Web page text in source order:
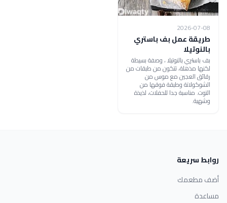
2026-07-08
طريقة عمل بف باستري
بالنوتيلا
بف باستري بالنوتيلا ، وصفة بسيطة
لكنها مذهلة، تتكون من طبقات من
رقائق العجين مع موس من
الشوكولاتة وطبقة فوقها من
التوت. مناسبة جدا للحفلات، لذيذة
وشهية.
روابط سريعة
أضف مطعمك
مساعدة